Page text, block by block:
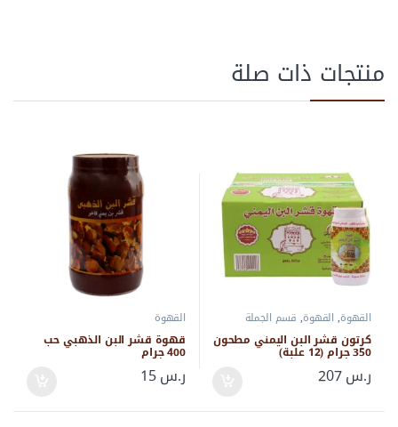
منتجات ذات صلة
القهوة, القهوة, قسم الجملة
كرتون قشر البن اليمني مطحون
350 جرام (12 علبة)
ر.س207
القهوة
قهوة قشر البن الذهبي حب
400 جرام
ر.س15